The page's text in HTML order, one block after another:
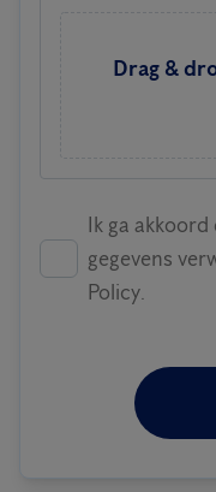
Drag &
Ik ga
gegevens
Policy.